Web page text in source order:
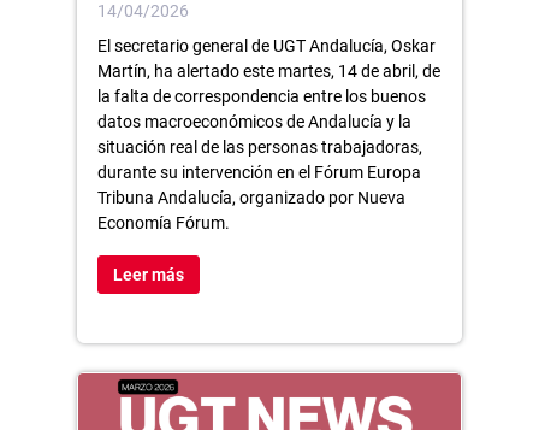
14/04/2026
El secretario general de UGT Andalucía, Oskar
Martín, ha alertado este martes, 14 de abril, de
la falta de correspondencia entre los buenos
datos macroeconómicos de Andalucía y la
situación real de las personas trabajadoras,
durante su intervención en el Fórum Europa
Tribuna Andalucía, organizado por Nueva
Economía Fórum.
Leer más